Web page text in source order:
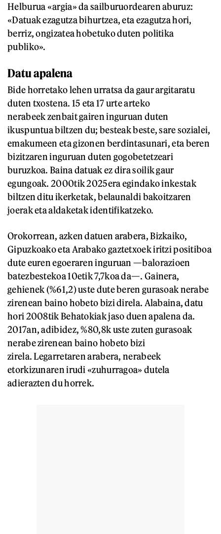
Helburua «argia» da sailburuordearen aburuz:
«Datuak ezagutza bihurtzea, eta ezagutza hori,
berriz, ongizatea hobetuko duten politika
publiko».
Datu apalena
Bide horretako lehen urratsa da gaur argitaratu
duten txostena. 15 eta 17 urte arteko
nerabeek zenbait gairen inguruan duten
ikuspuntua biltzen du; besteak beste, sare sozialei,
emakumeen eta gizonen berdintasunari, eta beren
bizitzaren inguruan duten gogobetetzeari
buruzkoa. Baina datuak ez dira soilik gaur
egungoak. 2000tik 2025era egindako inkestak
biltzen ditu ikerketak, belaunaldi bakoitzaren
joerak eta aldaketak identifikatzeko.
Orokorrean, azken datuen arabera, Bizkaiko,
Gipuzkoako eta Arabako gaztetxoek iritzi positiboa
dute euren egoeraren inguruan —balorazioen
batezbestekoa 10etik 7,7koa da—. Gainera,
gehienek (%61,2) uste dute beren gurasoak nerabe
zirenean baino hobeto bizi direla. Alabaina, datu
hori 2008tik Behatokiak jaso duen apalena da.
2017an, adibidez, %80,8k uste zuten gurasoak
nerabe zirenean baino hobeto bizi
zirela. Legarretaren arabera, nerabeek
etorkizunaren irudi «zuhurragoa» dutela
adierazten du horrek.